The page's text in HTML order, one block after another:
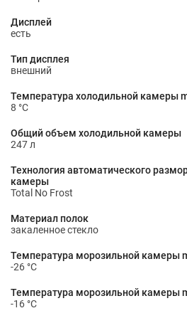
Дисплей
есть
Тип дисплея
внешний
Температура холодильной камеры
8 °С
Общий объем холодильной камеры
247 л
Технология автоматического
камеры
Total No Frost
Материал полок
закаленное стекло
Температура морозильной камеры
-26 °С
Температура морозильной камеры
-16 °С